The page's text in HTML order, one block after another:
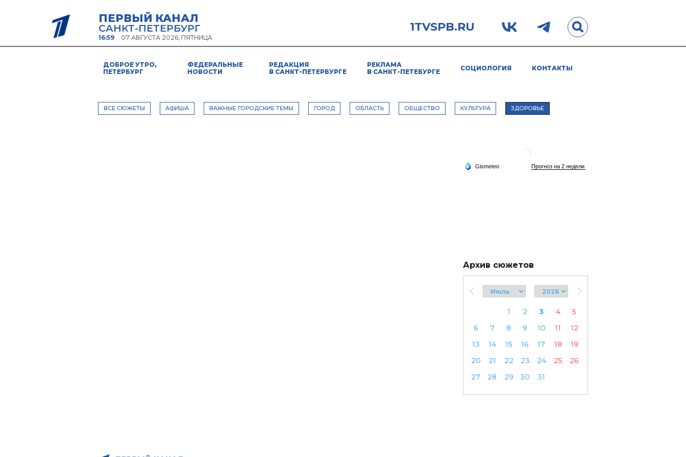
ПЕРВЫЙ КАНАЛ
САНКТ-ПЕТЕРБУРГ
16:59 07 АВГУСТА 2026, ПЯТНИЦА
1TVSPB.RU
ДОБРОЕ УТРО,
ПЕТЕРБУРГ
ФЕДЕРАЛЬНЫЕ
НОВОСТИ
РЕДАКЦИЯ
В САНКТ-ПЕТЕРБУРГЕ
РЕКЛАМА
В САНКТ-ПЕТЕБУРГЕ
СОЦИОЛОГИЯ КОНТАКТЫ
ВСЕ СЮЖЕТЫ АФИША ВАЖНЫЕ ГОРОДСКИЕ ТЕМЫ ГОРОД ОБЛАСТЬ ОБЩЕСТВО КУЛЬТУРА ЗДОРОВЬЕ
Архив сюжетов
1 2 3 4
5
6
7 8 9 10 11
12
13
14 15 16 17 18
19
20
21 22 23 24 25
26
27
28 29 30 31